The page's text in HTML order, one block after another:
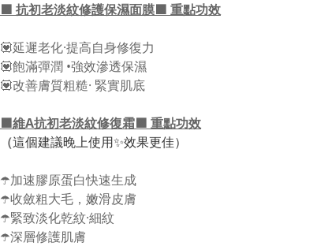
🟪 抗初老淡紋修護保濕面膜🟪 重點功效
💟延遲老化·提高自身修復力
💟飽滿彈潤 •強效滲透保濕
💟改善膚質粗糙· 緊實肌底
🟪維A抗初老淡紋修復霜🟪 重點功效
（這個建議晚上使用✨效果更佳）
☂️加速膠原蛋白快速生成
☂️收斂粗大毛，嫩滑皮膚
☂️緊致淡化乾紋·細紋
☂️深層修護肌膚